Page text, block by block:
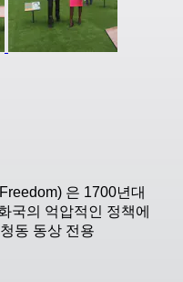
은 1700년대
국의 억압적인 정책에
동 동상 전용